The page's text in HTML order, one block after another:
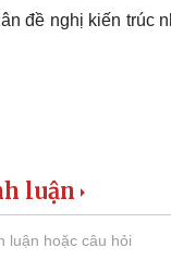
đề nghị kiến trúc
luận